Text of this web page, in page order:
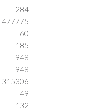
284
477775
60
185
948
948
315306
49
132